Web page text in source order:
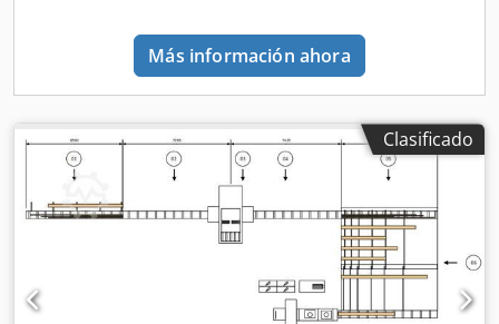
Más información ahora
Clasificado